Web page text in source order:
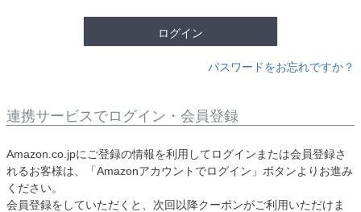
ログイン
パスワードをお忘れですか？
連携サービスでログイン・会員登録
Amazon.co.jpにご登録の情報を利用してログインまたは会員登録さ
れるお客様は、「Amazonアカウントでログイン」ボタンよりお進み
ください。
会員登録をしていただくと、次回以降クーポンがご利用いただけま